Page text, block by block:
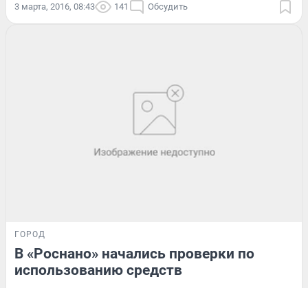
3 марта, 2016, 08:43 141 Обсудить
ГОРОД
В «Роснано» начались проверки по
использованию средств